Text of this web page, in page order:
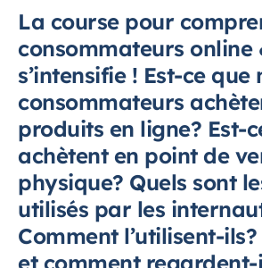
La course pour
consommateurs online
s’intensifie ! Est-ce que
consommateurs
produits en ligne? Est-
achètent en point de
physique? Quels sont
utilisés par les
Comment l’utilisent-